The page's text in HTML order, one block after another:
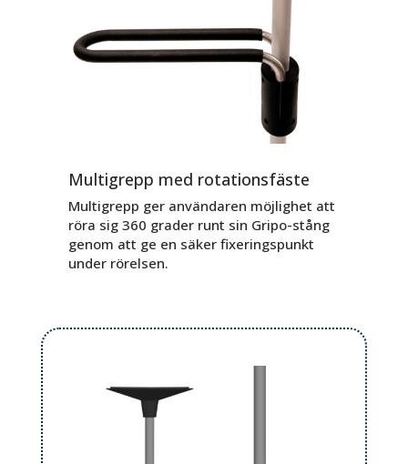
Multigrepp med rotationsfäste
Multigrepp ger användaren möjlighet att
röra sig 360 grader runt sin Gripo-stång
genom att ge en säker fixeringspunkt
under rörelsen.